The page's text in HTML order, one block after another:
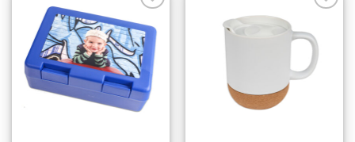
Tilføj til
ønskeliste
ønskeliste